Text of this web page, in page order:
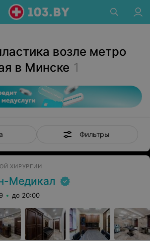
возле метро
в Минске 1
Фильтры
ХИРУРГИИ
Медикал
до 20:00